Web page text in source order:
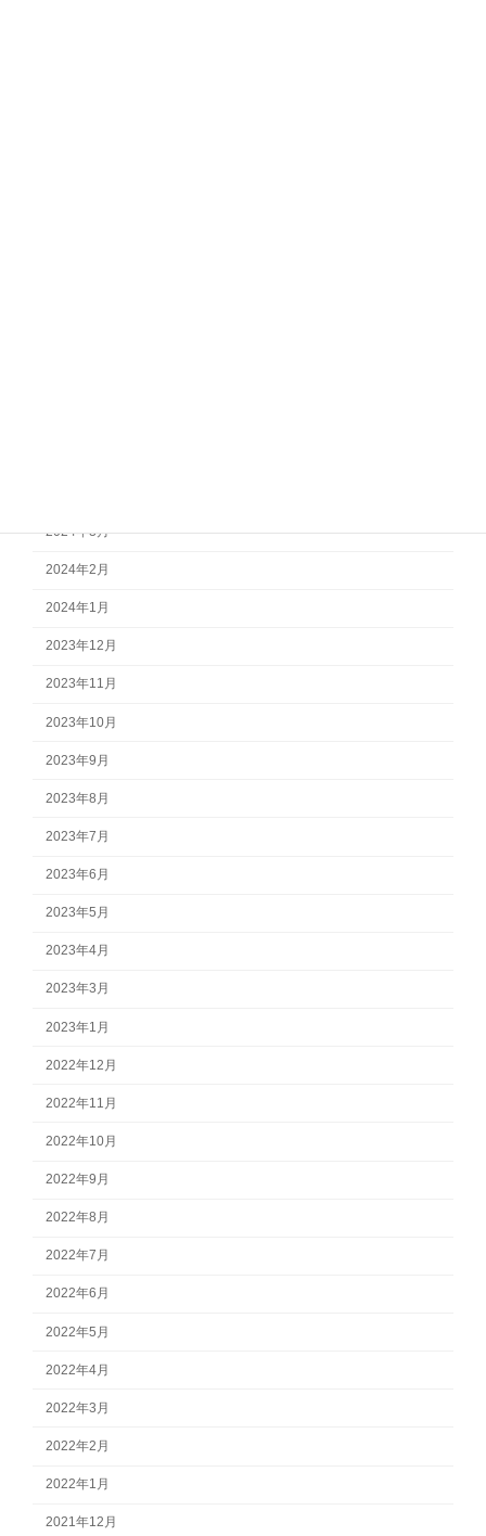
2024年3月
2024年2月
2024年1月
2023年12月
2023年11月
2023年10月
2023年9月
2023年8月
2023年7月
2023年6月
2023年5月
2023年4月
2023年3月
2023年1月
2022年12月
2022年11月
2022年10月
2022年9月
2022年8月
2022年7月
2022年6月
2022年5月
2022年4月
2022年3月
2022年2月
2022年1月
2021年12月